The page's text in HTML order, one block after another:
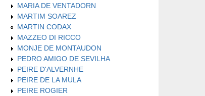
MARIA DE VENTADORN
MARTIM SOAREZ
MARTIN CODAX
MAZZEO DI RICCO
MONJE DE MONTAUDON
PEDRO AMIGO DE SEVILHA
PEIRE D'ALVERNHE
PEIRE DE LA MULA
PEIRE ROGIER